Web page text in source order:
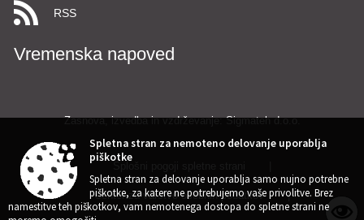
RSS
Vremenska napoved
Zasnova, izvedba in vzdrževanje: Sigmateh d.o.o.
Center za varstvo osebnih podatkov |
Spletna stran za nemoteno delovanje uporablja
piškotke
Spletna stran za delovanje uporablja samo nujno potrebne
piškotke, za katere ne potrebujemo vaše privolitve. Brez
namestitve teh piškotkov, vam nemotenega dostopa do spletne strani ne